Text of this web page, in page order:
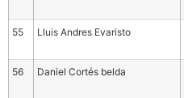
55 Lluis Andres Evaristo
56 Daniel Cortés belda